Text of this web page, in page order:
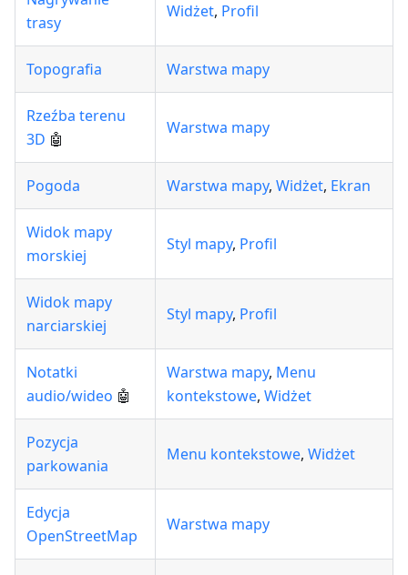
trasy
Widżet, Profil
Topografia Warstwa mapy
Rzeźba terenu
3D 🤖
Warstwa mapy
Pogoda Warstwa mapy, Widżet, Ekran
Widok mapy
morskiej
Styl mapy, Profil
Widok mapy
narciarskiej
Styl mapy, Profil
Notatki
audio/wideo 🤖
Warstwa mapy, Menu
kontekstowe, Widżet
Pozycja
parkowania
Menu kontekstowe, Widżet
Edycja
OpenStreetMap
Warstwa mapy